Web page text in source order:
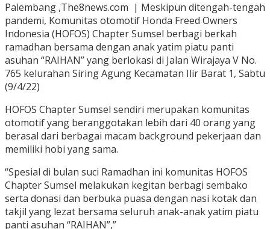
Palembang ,The8news.com | Meskipun ditengah-tengah
pandemi, Komunitas otomotif Honda Freed Owners
Indonesia (HOFOS) Chapter Sumsel berbagi berkah
ramadhan bersama dengan anak yatim piatu panti
asuhan “RAIHAN” yang berlokasi di Jalan Wirajaya V No.
765 kelurahan Siring Agung Kecamatan Ilir Barat 1, Sabtu
(9/4/22)
HOFOS Chapter Sumsel sendiri merupakan komunitas
otomotif yang beranggotakan lebih dari 40 orang yang
berasal dari berbagai macam background pekerjaan dan
memiliki hobi yang sama.
“Spesial di bulan suci Ramadhan ini komunitas HOFOS
Chapter Sumsel melakukan kegitan berbagi sembako
serta donasi dan berbuka puasa dengan nasi kotak dan
takjil yang lezat bersama seluruh anak-anak yatim piatu
panti asuhan “RAIHAN”,”